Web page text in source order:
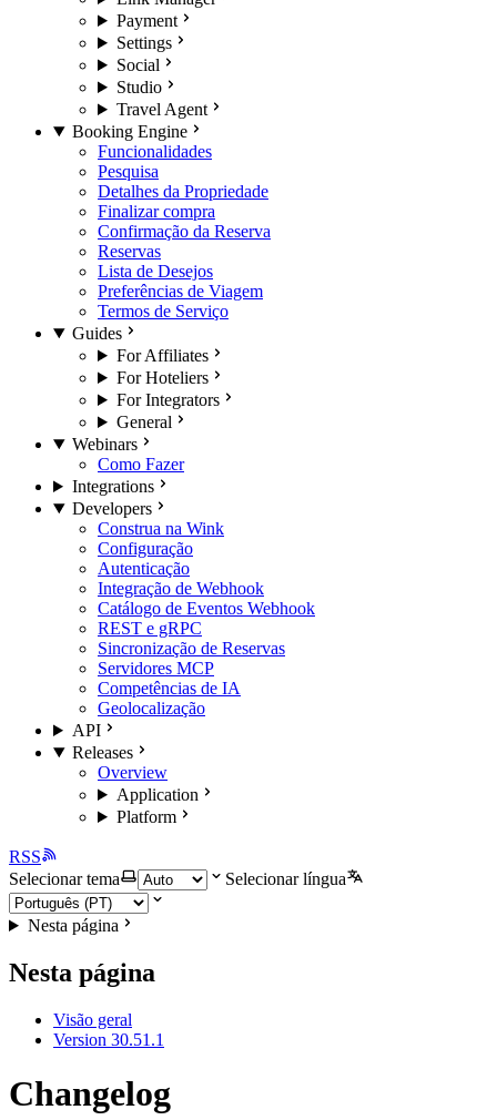
Payment
Settings
Social
Studio
Travel Agent
Booking Engine
Funcionalidades
Pesquisa
Detalhes da Propriedade
Finalizar compra
Confirmação da Reserva
Reservas
Lista de Desejos
Preferências de Viagem
Termos de Serviço
Guides
For Affiliates
For Hoteliers
For Integrators
General
Webinars
Como Fazer
Integrations
Developers
Construa na Wink
Configuração
Autenticação
Integração de Webhook
Catálogo de Eventos Webhook
REST e gRPC
Sincronização de Reservas
Servidores MCP
Competências de IA
Geolocalização
API
Releases
Overview
Application
Platform
RSS
Selecionar tema
Selecionar língua
Nesta página
Nesta página
Visão geral
Version 30.51.1
Changelog